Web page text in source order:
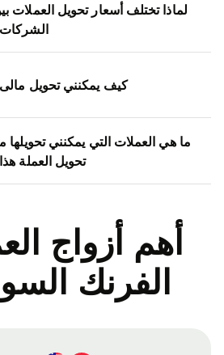
لماذا تختلف أسعار تحويل العملات بين
الشركات؟
كيف يمكنني تحويل مالى؟
ما هي العملات التي يمكنني تحويلها مع
تحويل العملة هذا؟
أهم أزواج
الفرنك